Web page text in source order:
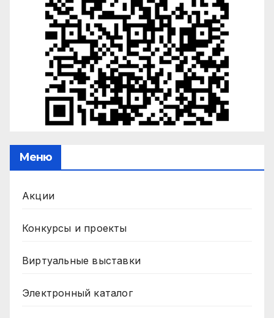
Меню
Акции
Конкурсы и проекты
Виртуальные выставки
Электронный каталог